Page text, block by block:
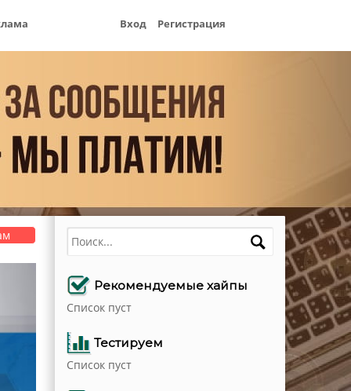
Вход Регистрация
Поиск
Рекомендуемые хайпы
Список пуст
Тестируем
Список пуст